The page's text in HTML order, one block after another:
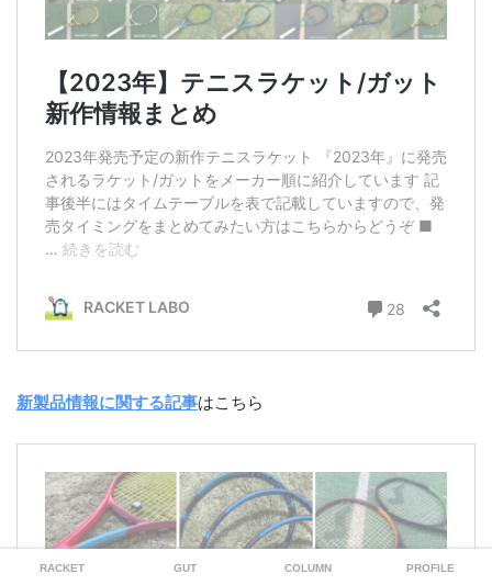
新製品情報に関する記事はこちら
RACKET GUT COLUMN PROFILE